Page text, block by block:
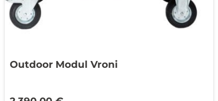
Outdoor Modul Vroni